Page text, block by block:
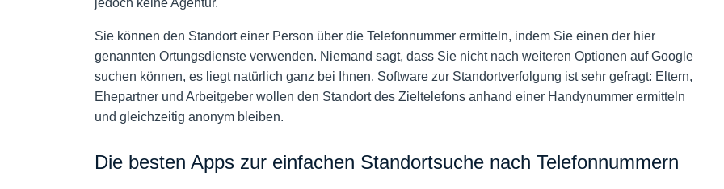
jedoch keine Agentur.
Sie können den Standort einer Person über die Telefonnummer ermitteln, indem Sie einen der hier
genannten Ortungsdienste verwenden. Niemand sagt, dass Sie nicht nach weiteren Optionen auf Google
suchen können, es liegt natürlich ganz bei Ihnen. Software zur Standortverfolgung ist sehr gefragt: Eltern,
Ehepartner und Arbeitgeber wollen den Standort des Zieltelefons anhand einer Handynummer ermitteln
und gleichzeitig anonym bleiben.
Die besten Apps zur einfachen Standortsuche nach Telefonnummern